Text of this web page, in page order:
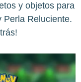
y objetos para
Perla Reluciente.